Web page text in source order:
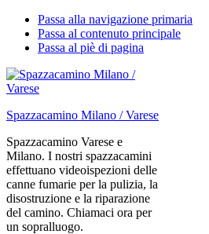
Passa alla navigazione primaria
Passa al contenuto principale
Passa al piè di pagina
Spazzacamino Milano / Varese
Spazzacamino Varese e
Milano. I nostri spazzacamini
effettuano videoispezioni delle
canne fumarie per la pulizia, la
disostruzione e la riparazione
del camino. Chiamaci ora per
un sopralluogo.